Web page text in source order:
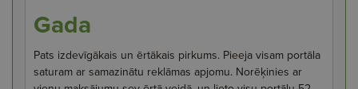
Gada
Pats izdevīgākais un ērtākais pirkums. Pieeja visam portāla
saturam ar samazinātu reklāmas apjomu. Norēķinies ar